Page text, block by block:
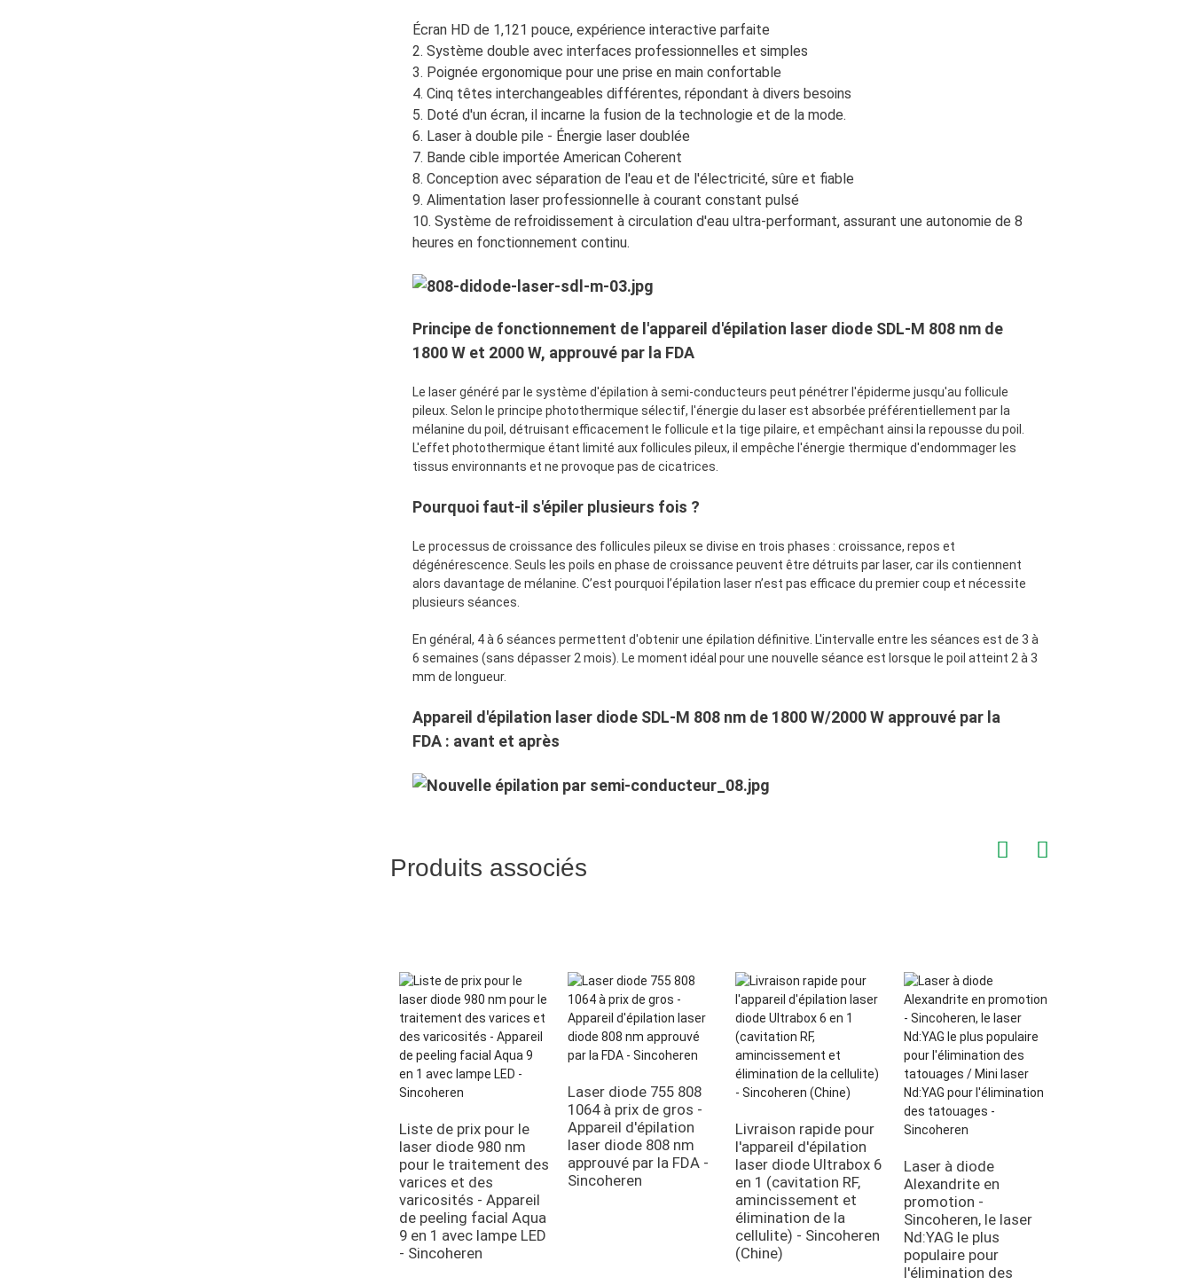
Écran HD de 1,121 pouce, expérience interactive parfaite
2. Système double avec interfaces professionnelles et simples
3. Poignée ergonomique pour une prise en main confortable
4. Cinq têtes interchangeables différentes, répondant à divers besoins
5. Doté d'un écran, il incarne la fusion de la technologie et de la mode.
6. Laser à double pile - Énergie laser doublée
7. Bande cible importée American Coherent
8. Conception avec séparation de l'eau et de l'électricité, sûre et fiable
9. Alimentation laser professionnelle à courant constant pulsé
10. Système de refroidissement à circulation d'eau ultra-performant, assurant une autonomie de 8
heures en fonctionnement continu.
Principe de fonctionnement de l'appareil d'épilation laser diode SDL-M 808 nm de
1800 W et 2000 W, approuvé par la FDA
Le laser généré par le système d'épilation à semi-conducteurs peut pénétrer l'épiderme jusqu'au follicule
pileux. Selon le principe photothermique sélectif, l'énergie du laser est absorbée préférentiellement par la
mélanine du poil, détruisant efficacement le follicule et la tige pilaire, et empêchant ainsi la repousse du poil.
L'effet photothermique étant limité aux follicules pileux, il empêche l'énergie thermique d'endommager les
tissus environnants et ne provoque pas de cicatrices.
Pourquoi faut-il s'épiler plusieurs fois ?
Le processus de croissance des follicules pileux se divise en trois phases : croissance, repos et
dégénérescence. Seuls les poils en phase de croissance peuvent être détruits par laser, car ils contiennent
alors davantage de mélanine. C’est pourquoi l’épilation laser n’est pas efficace du premier coup et nécessite
plusieurs séances.
En général, 4 à 6 séances permettent d'obtenir une épilation définitive. L'intervalle entre les séances est de 3 à
6 semaines (sans dépasser 2 mois). Le moment idéal pour une nouvelle séance est lorsque le poil atteint 2 à 3
mm de longueur.
Appareil d'épilation laser diode SDL-M 808 nm de 1800 W/2000 W approuvé par la
FDA : avant et après
Produits associés
Liste de prix pour le
laser diode 980 nm
pour le traitement des
varices et des
varicosités - Appareil
de peeling facial Aqua
9 en 1 avec lampe LED
- Sincoheren
Laser diode 755 808
1064 à prix de gros -
Appareil d'épilation
laser diode 808 nm
approuvé par la FDA -
Sincoheren
Livraison rapide pour
l'appareil d'épilation
laser diode Ultrabox 6
en 1 (cavitation RF,
amincissement et
élimination de la
cellulite) - Sincoheren
(Chine)
Laser à diode
Alexandrite en
promotion -
Sincoheren, le laser
Nd:YAG le plus
populaire pour
l'élimination des